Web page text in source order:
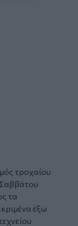
τροχαίου
τα
έξω